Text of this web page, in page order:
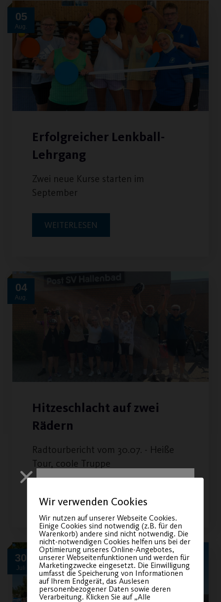
05
Aug.
Erfolgreicher Lenkball-
Lehrgang
Zwei neue Kurse starten im
September
WEITERLESEN
04
Aug.
Hitzeschlacht auf zwei
Rädern
Radtourbericht vom 30.07. - Heiße
Tour, coole Truppe
WEITERLESEN
30
Juli
Wir verwenden Cookies
Wir nutzen auf unserer Webseite Cookies.
Einige Cookies sind notwendig (z.B. für den
Warenkorb) andere sind nicht notwendig. Die
nicht-notwendigen Cookies helfen uns bei der
Optimierung unseres Online-Angebotes,
unserer Webseitenfunktionen und werden für
Marketingzwecke eingesetzt. Die Einwilligung
umfasst die Speicherung von Informationen
auf Ihrem Endgerät, das Auslesen
personenbezogener Daten sowie deren
Verarbeitung. Klicken Sie auf „Alle
Sichere dir